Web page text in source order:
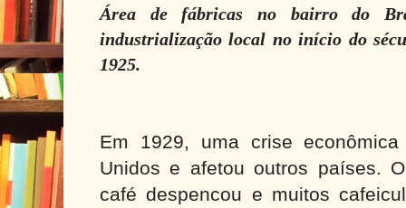
Área de fábricas no bairro do
industrialização local no início do
1925.
Em 1929, uma crise
Unidos e afetou outros países.
café despencou e muitos